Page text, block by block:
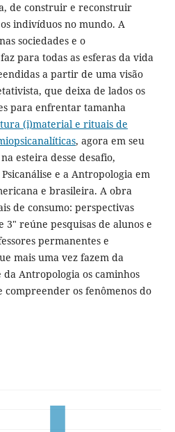
de construir e reconstruir
indivíduos no mundo. A
sociedades e o
para todas as esferas da vida
a partir de uma visão
que deixa de lados os
para enfrentar tamanha
(i)material e rituais de
, agora em seu
esteira desse desafio,
e a Antropologia em
e brasileira. A obra
de consumo: perspectivas
3" reúne pesquisas de alunos e
permanentes e
mais uma vez fazem da
da Antropologia os caminhos
os fenômenos do